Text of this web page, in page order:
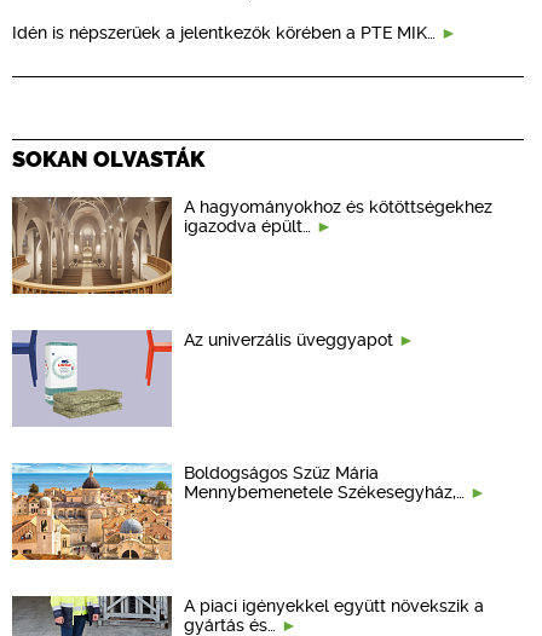
Idén is népszerűek a jelentkezők körében a PTE MIK…
SOKAN OLVASTÁK
A hagyományokhoz és kötöttségekhez
igazodva épült…
Az univerzális üveggyapot
Boldogságos Szűz Mária
Mennybemenetele Székesegyház,…
A piaci igényekkel együtt növekszik a
gyártás és…